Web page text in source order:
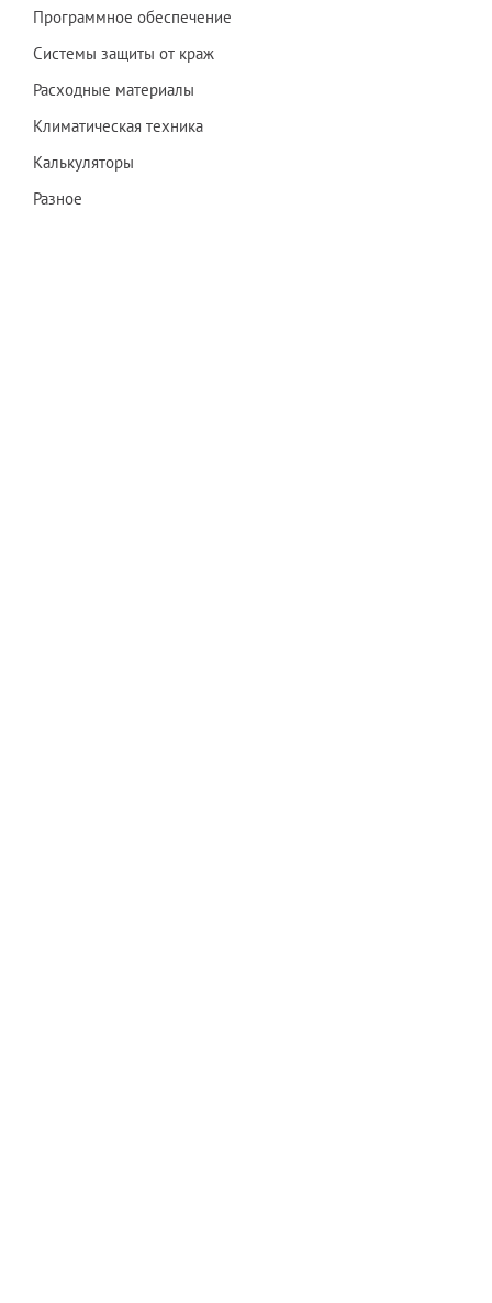
Программное обеспечение
Системы защиты от краж
Расходные материалы
Климатическая техника
Калькуляторы
Разное